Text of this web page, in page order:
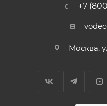
+7
Москва,